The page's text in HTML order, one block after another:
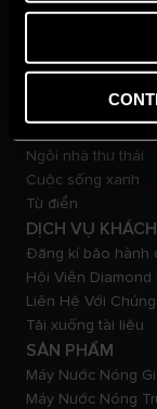
Thương hiệu
Tuyển Dụng
Mẹo & giải pháp
Ngôi nhà thư thái
Cuộc sống xanh
Từ điển
DỊCH VỤ
Đăng kí bảo hành
Hội Viên Diamond
Liên Hệ Với
Tải xuống tài liệu
SẢN PHẨM
Máy Nước Nóng
Máy Nước Nóng